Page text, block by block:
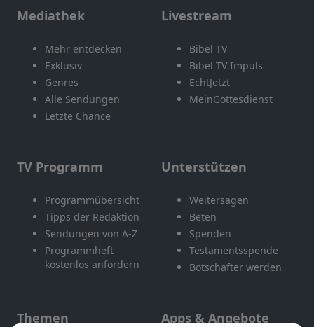
Mediathek
Mehr entdecken
Exklusiv
Genres
Alle Sendungen
Letzte Chance
Livestream
Bibel TV
Bibel TV Impuls
EchtJetzt
MeinGottesdienst
TV Programm
Programmübersicht
Tipps der Redaktion
Sendungen von A-Z
Programmheft
kostenlos anfordern
Unterstützen
Weitersagen
Beten
Spenden
Testamentsspende
Botschafter werden
Themen Apps & Angebote